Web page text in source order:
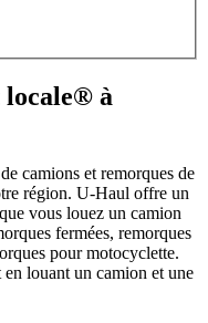
locale® à
camions et remorques de
région. U-Haul offre un
vous louez un camion
fermées, remorques
pour motocyclette.
louant un camion et une